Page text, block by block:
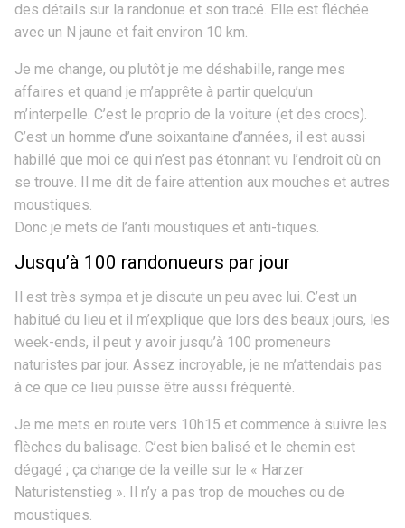
des détails sur la randonue et son tracé. Elle est fléchée
avec un N jaune et fait environ 10 km.
Je me change, ou plutôt je me déshabille, range mes
affaires et quand je m’apprête à partir quelqu’un
m’interpelle. C’est le proprio de la voiture (et des crocs).
C’est un homme d’une soixantaine d’années, il est aussi
habillé que moi ce qui n’est pas étonnant vu l’endroit où on
se trouve. Il me dit de faire attention aux mouches et autres
moustiques.
Donc je mets de l’anti moustiques et anti-tiques.
Jusqu’à 100 randonueurs par jour
Il est très sympa et je discute un peu avec lui. C’est un
habitué du lieu et il m’explique que lors des beaux jours, les
week-ends, il peut y avoir jusqu’à 100 promeneurs
naturistes par jour. Assez incroyable, je ne m’attendais pas
à ce que ce lieu puisse être aussi fréquenté.
Je me mets en route vers 10h15 et commence à suivre les
flèches du balisage. C’est bien balisé et le chemin est
dégagé ; ça change de la veille sur le « Harzer
Naturistenstieg ». Il n’y a pas trop de mouches ou de
moustiques.